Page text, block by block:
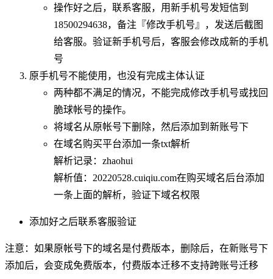
操作好之后，联系客服，用新手机号发短信到
18500294638，备注『修改手机号』，发送后截图
给客服。验证新手机号后，客服会修改成新的手机
号
原手机号不能使用，也没有完成主体认证
两种都不满足的情况，不能完成修改手机号或找回
脆球帐号的操作。​
将域名从原帐号下删除，然后添加到新账号下​
在域名购买平台添加一条txt解析
解析记录：zhaohui
解析值：20220528.cuiqiu.com在购买域名后台添加
一条上面的解析，验证下域名权限
添加好之后联系客服验证​
注意：如果原帐号下的域名是付费版本，删除后，在新账号下
添加后，会变成免费版本，付费版本迁移不支持跨账号迁移​​